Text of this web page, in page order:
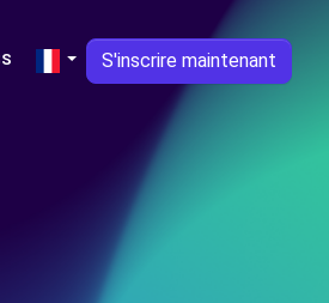
S'inscrire maintenant